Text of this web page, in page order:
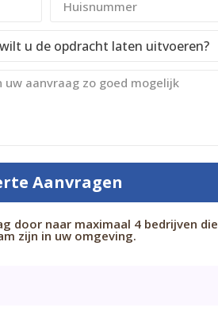
Aanvragen
door naar maximaal 4 bedrijven die
zijn in uw omgeving.